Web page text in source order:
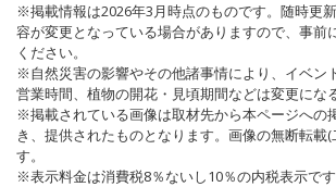
※掲載情報は2026年3月時点のものです。随時更
容が変更となっている場合がありますので、事前
ください。
※自然災害の影響やその他諸事情により、イベン
営業時間、植物の開花・見頃期間などは変更にな
※掲載されている画像は取材先から本ページへの
き、提供されたものとなります。画像の無断転載
す。
※表示料金は消費税8％ないし10％の内税表示です